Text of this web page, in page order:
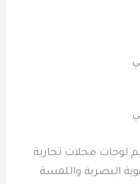
لوحات محلات تجارية
البصرية واللمسة